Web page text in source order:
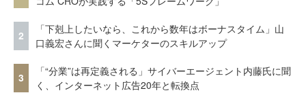
2
「下剋上したいなら、これから数年はボーナスタイム」山
口義宏さんに聞くマーケターのスキルアップ
3
「“分業”は再定義される」サイバーエージェント内藤氏に聞
く、インターネット広告20年と転換点